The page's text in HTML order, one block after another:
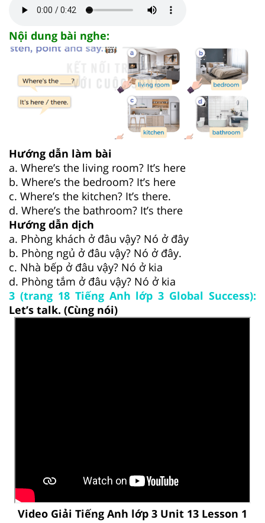
Nội dung bài nghe:
Hướng dẫn làm bài
a. Where’s the living room? It’s here
b. Where’s the bedroom? It’s here
c. Where’s the kitchen? It’s there.
d. Where’s the bathroom? It’s there
Hướng dẫn dịch
a. Phòng khách ở đâu vậy? Nó ở đây
b. Phòng ngủ ở đâu vậy? Nó ở đây.
c. Nhà bếp ở đâu vậy? Nó ở kia
d. Phòng tắm ở đâu vậy? Nó ở kia
3 (trang 18 Tiếng Anh lớp 3 Global Success):
Let’s talk. (Cùng nói)
Video Giải Tiếng Anh lớp 3 Unit 13 Lesson 1